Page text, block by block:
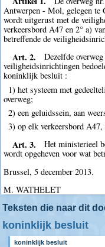
Antwerpen - Mol, gelegen te
wordt uitgerust met de
verkeersbord A47 en 2° a)
betreffende de
Art. 2.
Dezelfde
veiligheidsinrichtingen
koninklijk besluit :
1) het systeem met
overweg;
2) een geluidssein, aan
3) op elk verkeersbord A47,
Art. 3.
Het ministerieel
wordt opgeheven voor wat
Brussel, 5 december 2013.
M. WATHELET
Teksten die naar dit
koninklijk besluit
koninklijk besluit